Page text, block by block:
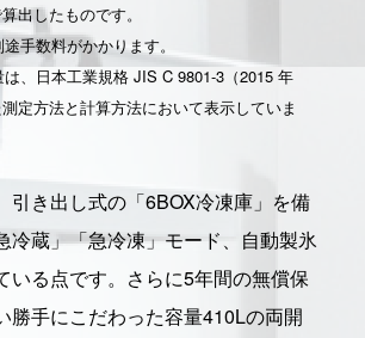
出したものです。
手数料がかかります。
、日本工業規格 JIS C 9801-3（2015 年
定方法と計算方法において表示していま
引き出し式の「6BOX冷凍庫」を備
冷蔵」「急冷凍」モード、自動製氷
いる点です。さらに5年間の無償保
勝手にこだわった容量410Lの両開